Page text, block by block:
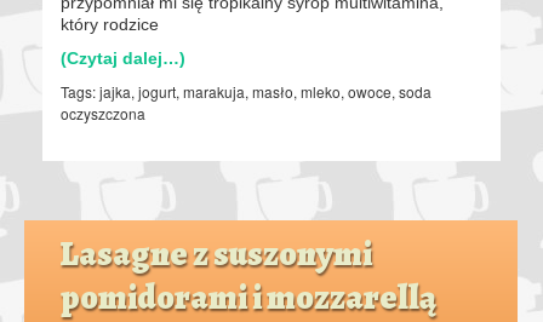
który rodzice
(Czytaj dalej…)
Tags:jajka, jogurt, marakuja, masło, mleko, owoce, soda
oczyszczona
Lasagne z suszonymi
pomidorami i mozzarellą